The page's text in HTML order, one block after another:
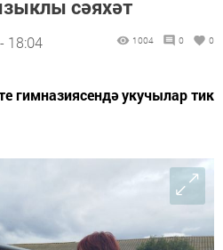
сәяхәт
18:04 1004 0 0
гимназиясендә укучылар тик